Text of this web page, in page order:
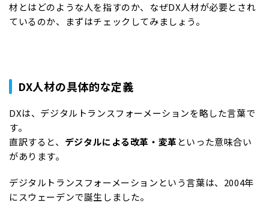
材とはどのような人を指すのか、なぜDX人材が必要とされ
ているのか、まずはチェックしてみましょう。
DX人材の具体的な定義
DXは、デジタルトランスフォーメーションを略した言葉で
す。
直訳すると、 デジタルによる改革・変革 といった意味合い
があります。
デジタルトランスフォーメーションという言葉は、2004年
にスウェーデンで誕生しました。